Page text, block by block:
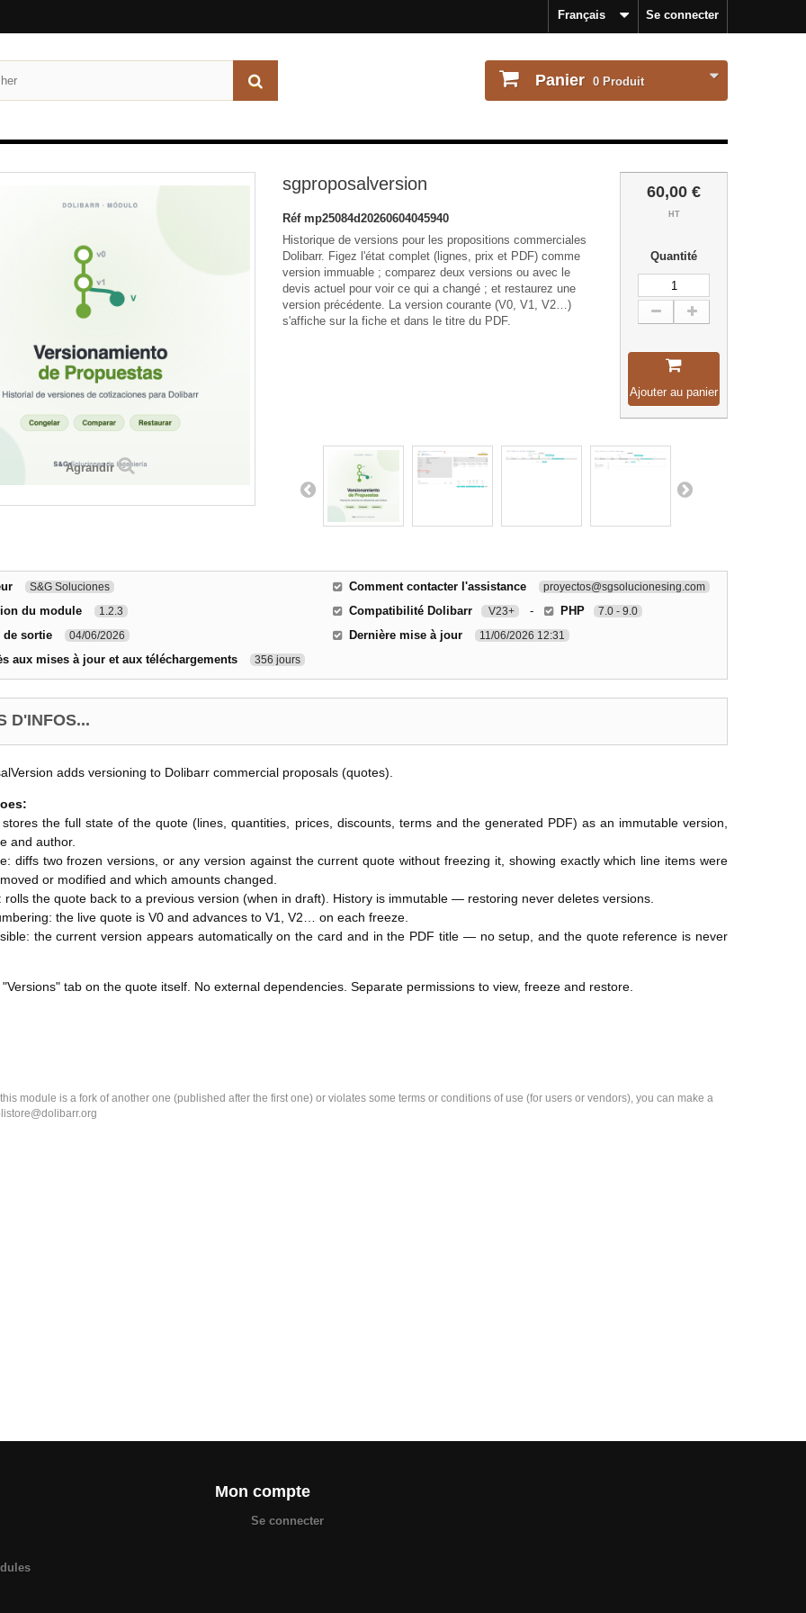
Se connecter
Français
Panier 0 Produit
Agrandir
sgproposalversion
Réf mp25084d20260604045940
Historique de versions pour les propositions commerciales
Dolibarr. Figez l'état complet (lignes, prix et PDF) comme
version immuable ; comparez deux versions ou avec le
devis actuel pour voir ce qui a changé ; et restaurez une
version précédente. La version courante (V0, V1, V2…)
s'affiche sur la fiche et dans le titre du PDF.
60,00 €
HT
Quantité
Ajouter au panier
S&G Soluciones
du module 1.2.3
de sortie 04/06/2026
aux mises à jour et aux téléchargements 356 jours
Comment contacter l'assistance proyectos@sgsolucionesing.com
Compatibilité Dolibarr V23+ - PHP 7.0 - 9.0
Dernière mise à jour 11/06/2026 12:31
D'INFOS...
adds versioning to Dolibarr commercial proposals (quotes).
stores the full state of the quote (lines, quantities, prices, discounts, terms and the generated PDF) as an immutable version,
and author.
diffs two frozen versions, or any version against the current quote without freezing it, showing exactly which line items were
or modified and which amounts changed.
rolls the quote back to a previous version (when in draft). History is immutable — restoring never deletes versions.
the live quote is V0 and advances to V1, V2… on each freeze.
the current version appears automatically on the card and in the PDF title — no setup, and the quote reference is never
tab on the quote itself. No external dependencies. Separate permissions to view, freeze and restore.
module is a fork of another one (published after the first one) or violates some terms or conditions of use (for users or vendors), you can make a
Mon compte
Se connecter